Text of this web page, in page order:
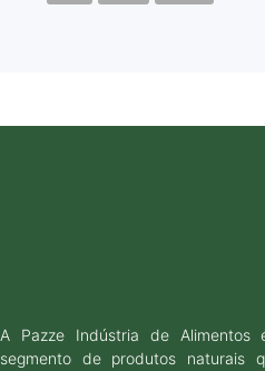
A Pazze Indústria de Alimentos
segmento de produtos naturais